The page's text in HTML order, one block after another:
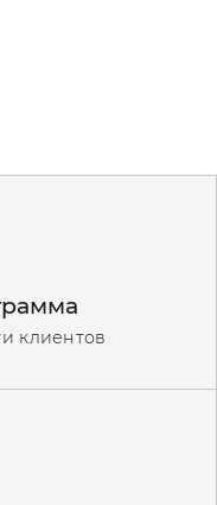
клиентов